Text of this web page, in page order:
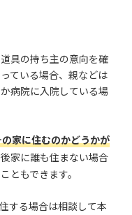
具の持ち主の意向を確
ている場合、親などは
病院に入院している場
家に住むのかどうかが
家に誰も住まない場合
ともできます。
する場合は相談して本